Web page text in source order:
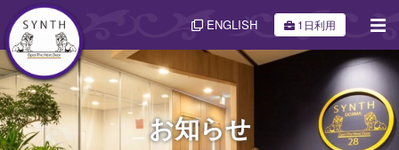
ENGLISH 1日利用
お知らせ